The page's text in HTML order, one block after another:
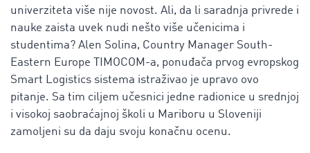
univerziteta više nije novost. Ali, da li saradnja privrede i
nauke zaista uvek nudi nešto više učenicima i
studentima? Alen Solina, Country Manager South-
Eastern Europe TIMOCOM-a, ponuđača prvog evropskog
Smart Logistics sistema istraživao je upravo ovo
pitanje. Sa tim ciljem učesnici jedne radionice u srednjoj
i visokoj saobraćajnoj školi u Mariboru u Sloveniji
zamoljeni su da daju svoju konačnu ocenu.